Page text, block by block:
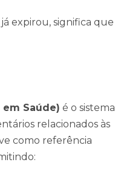
expirou, significa que
Saúde) é o sistema
relacionados às
como referência